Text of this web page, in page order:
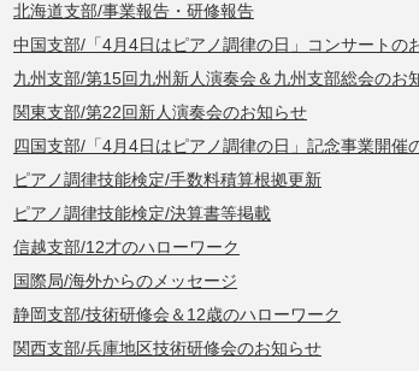
北海道支部/事業報告・研修報告
中国支部/「4月4日はピアノ調律の日」コンサートの
九州支部/第15回九州新人演奏会＆九州支部総会のお
関東支部/第22回新人演奏会のお知らせ
四国支部/「4月4日はピアノ調律の日」記念事業開催
ピアノ調律技能検定/手数料積算根拠更新
ピアノ調律技能検定/決算書等掲載
信越支部/12才のハローワーク
国際局/海外からのメッセージ
静岡支部/技術研修会＆12歳のハローワーク
関西支部/兵庫地区技術研修会のお知らせ